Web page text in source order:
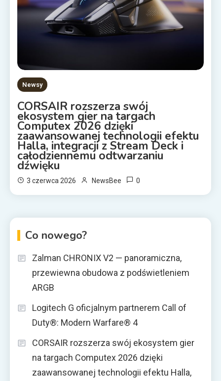
Newsy
CORSAIR rozszerza swój
ekosystem gier na targach
Computex 2026 dzięki
zaawansowanej technologii efektu
Halla, integracji z Stream Deck i
całodziennemu odtwarzaniu
dźwięku
3 czerwca 2026 NewsBee 0
Co nowego?
Zalman CHRONIX V2 — panoramiczna,
przewiewna obudowa z podświetleniem
ARGB
Logitech G oficjalnym partnerem Call of
Duty®: Modern Warfare® 4
CORSAIR rozszerza swój ekosystem gier
na targach Computex 2026 dzięki
zaawansowanej technologii efektu Halla,